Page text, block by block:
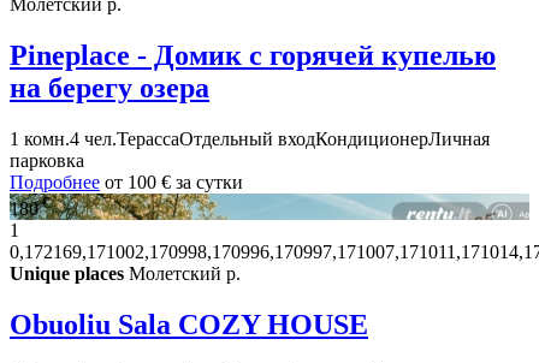
Pineplace - Домик с горячей купелью
на берегу озера
1 комн.4 чел.ТерассаОтдельный входКондиционерЛичная
парковка
Подробнее от 100 € за сутки
180€
1
Unique places Молетский р.
Obuoliu Sala COZY HOUSE